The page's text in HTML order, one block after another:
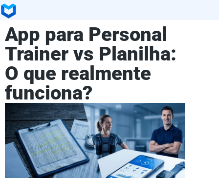
App para Personal
Trainer vs Planilha:
O que realmente
funciona?